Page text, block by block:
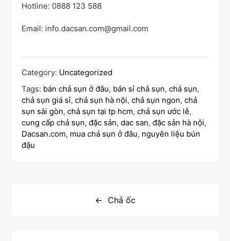
Hotline: 0888 123 588
Email: info.dacsan.com@gmail.com
Category: Uncategorized
Tags: bán chả sụn ở đâu, bán sỉ chả sụn,chả sụn,
chả sụn giá sỉ,chả sụn hà nội,chả sụn ngon,chả
sụn sài gòn,chả sụn tại tp hcm,chả sụn ước lễ,
cung cấp chả sụn,đặc sản,dac san,đặc sản hà nội,
Dacsan.com, mua chả sụn ở đâu, nguyên liệu bún
đậu
Chả ốc